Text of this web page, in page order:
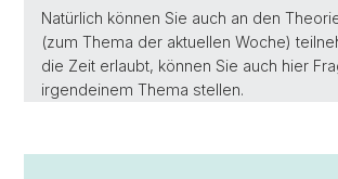
Natürlich können Sie auch an den
(zum Thema der aktuellen Woche)
die Zeit erlaubt, können Sie auch hier
irgendeinem Thema stellen.